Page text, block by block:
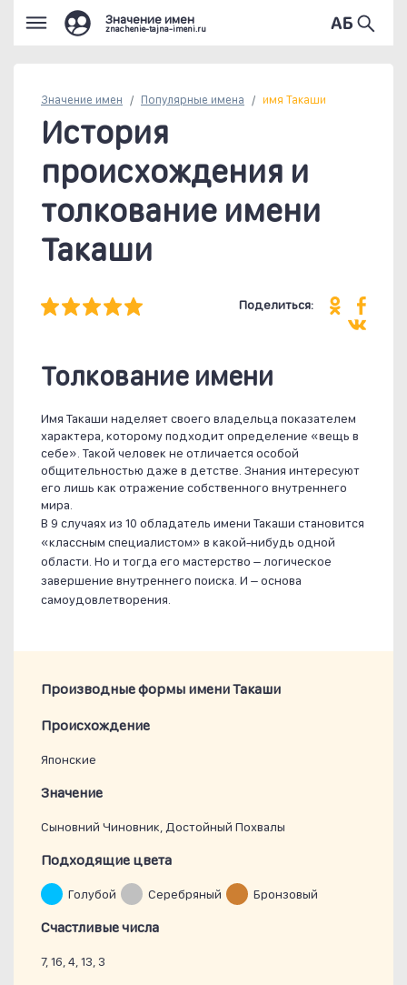
Значение имен
znachenie-tajna-imeni.ru
Значение имен Популярные имена имя Такаши
История
происхождения и
толкование имени
Такаши
Поделиться:
Толкование имени
Имя Такаши наделяет своего владельца показателем
характера, которому подходит определение «вещь в
себе». Такой человек не отличается особой
общительностью даже в детстве. Знания интересуют
его лишь как отражение собственного внутреннего
мира.
В 9 случаях из 10 обладатель имени Такаши становится
«классным специалистом» в какой-нибудь одной
области. Но и тогда его мастерство – логическое
завершение внутреннего поиска. И – основа
самоудовлетворения.
Производные формы имени Такаши
Проиcхождение
Японские
Значение
Сыновний Чиновник, Достойный Похвалы
Подходящие цвета
Голубой Серебряный Бронзовый
Счастливые числа
7, 16, 4, 13, 3